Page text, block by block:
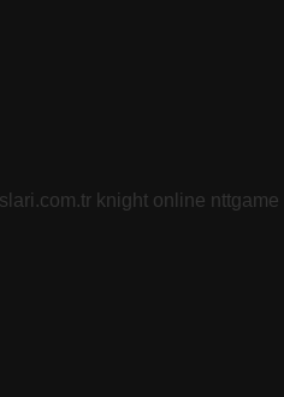
knight online nttgame